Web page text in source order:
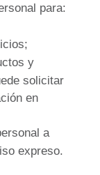
para:
y
solicitar
en
a
expreso.